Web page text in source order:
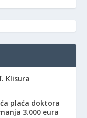
Klisura
plaća doktora
3.000 eura